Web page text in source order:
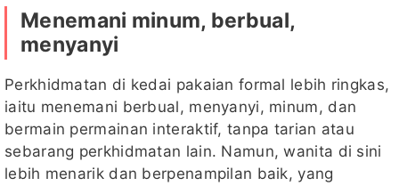
Menemani minum, berbual,
menyanyi
Perkhidmatan di kedai pakaian formal lebih ringkas,
iaitu menemani berbual, menyanyi, minum, dan
bermain permainan interaktif, tanpa tarian atau
sebarang perkhidmatan lain. Namun, wanita di sini
lebih menarik dan berpenampilan baik, yang